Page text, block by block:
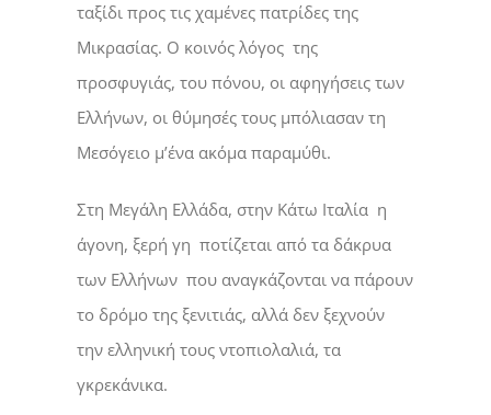
ταξίδι προς τις χαμένες πατρίδες της
Μικρασίας. Ο κοινός λόγος της
προσφυγιάς, του πόνου, οι αφηγήσεις των
Ελλήνων, οι θύμησές τους μπόλιασαν τη
Μεσόγειο μ’ένα ακόμα παραμύθι.
Στη Μεγάλη Ελλάδα, στην Κάτω Ιταλία η
άγονη, ξερή γη ποτίζεται από τα δάκρυα
των Ελλήνων που αναγκάζονται να πάρουν
το δρόμο της ξενιτιάς, αλλά δεν ξεχνούν
την ελληνική τους ντοπιολαλιά, τα
γκρεκάνικα.